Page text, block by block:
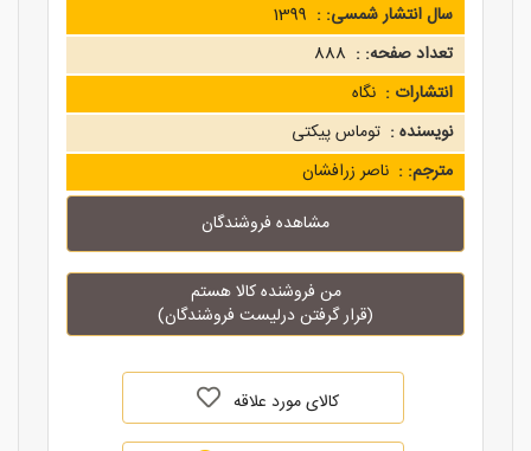
سال انتشار شمسی: : 1399
تعداد صفحه: : 888
انتشارات : نگاه
نویسنده : توماس پیکتی
مترجم: : ناصر زرافشان
مشاهده فروشندگان
من فروشنده کالا هستم
(قرار گرفتن درلیست فروشندگان)
کالای مورد علاقه